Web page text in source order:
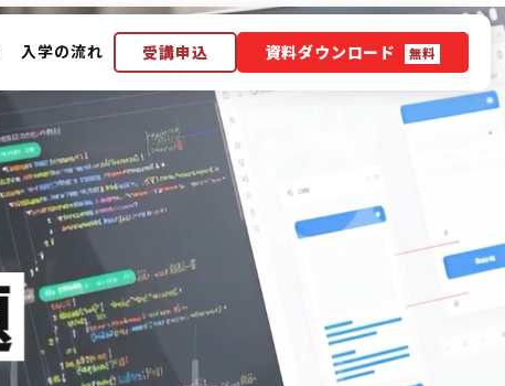
入学の流れ 受講申込 資料ダウンロード 無料